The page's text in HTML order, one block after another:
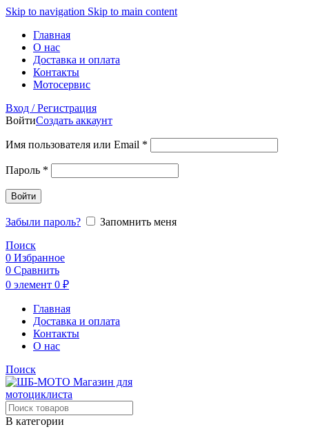
Skip to navigation Skip to main content
Главная
О нас
Доставка и оплата
Контакты
Мотосервис
Вход / Регистрация
ВойтиСоздать аккаунт
Имя пользователя или Email *
Пароль *
Войти
Забыли пароль?
Запомнить меня
Поиск
0 Избранное
0 Сравнить
0 элемент 0 ₽
Главная
Доставка и оплата
Контакты
О нас
Поиск
В категории